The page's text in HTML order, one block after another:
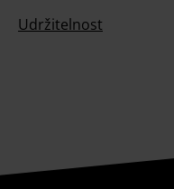
Udržitelnost